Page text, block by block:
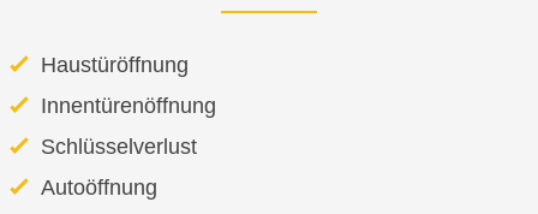
Haustüröffnung
Innentürenöffnung
Schlüsselverlust
Autoöffnung